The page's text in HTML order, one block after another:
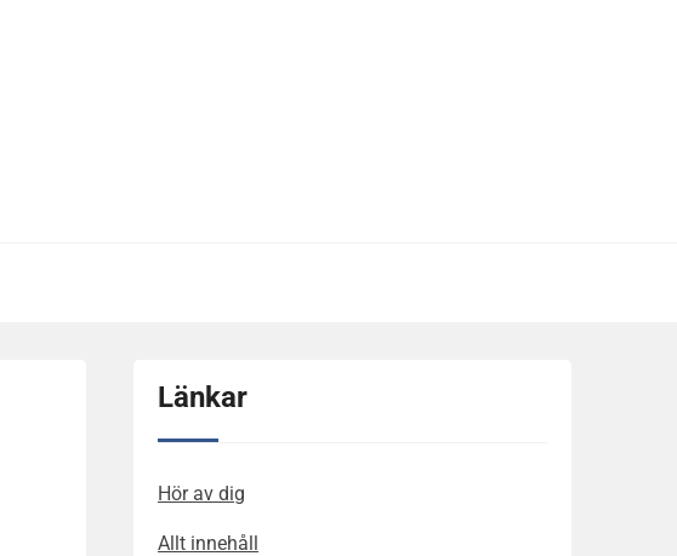
Länkar
Hör av dig
Allt innehåll